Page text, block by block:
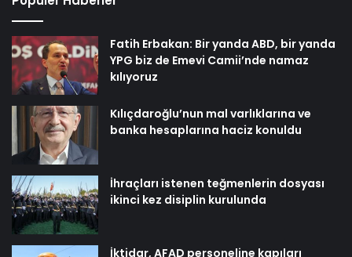
Fatih Erbakan: Bir yanda ABD, bir yanda
YPG biz de Emevi Camii’nde namaz
kılıyoruz
Kılıçdaroğlu’nun mal varlıklarına ve
banka hesaplarına haciz konuldu
İhraçları istenen teğmenlerin dosyası
ikinci kez disiplin kurulunda
İktidar, AFAD personeline kapıları